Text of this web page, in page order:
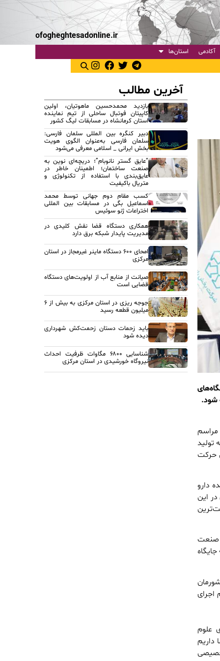
ofogheghtesadonline.ir
آکادمی استان‌ها
شود.
مراسم
تولید
حرکت
دارو
این
صنعت
علوم
داریم
آخرین مطالب
بازدید محمدحسین ماهوتیان، اولین
کاپیتان فوتبال ساحلی از تیم نماینده
استان کرمانشاه در مسابقات لیگ کشور
دبیر کنگره بین المللی سلمان فارسی:
سلمان فارسی به‌عنوان الگوی هویت
بخش ایرانی _ اسلامی معرفی می‌شود
“عایق گستر نانوبام”؛ دریچه‌ای نوین به
صنعت ساختمان؛ اطمینان خاطر در
عایق‌بندی با استفاده از تکنولوژی و
متریال باکیفیت
کسب مقام دوم جهانی توسط محمد
اسماعیل بگی در مسابقات بین المللی
اختراعات ژنو سوئیس
همکاری دستگاه قضا نقش کلیدی در
مدیریت پایدار شبکه برق دارد
امحای ۶۰۰ دستگاه ماینر غیرمجاز در استان
مرکزی
صیانت از منابع آب از اولویت‌های دستگاه
قضایی است
جوجه ریزی در استان مرکزی به بیش از ۶
میلیون قطعه رسید
باید زحمات دستان زحمت‌کش شهرداری
دیده شود
شناسایی ۶۸۰۰ مگاوات ظرفیت احداث
نیروگاه خورشیدی در استان مرکزی